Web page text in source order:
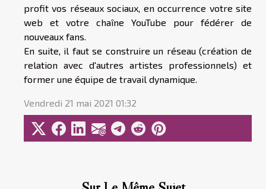
profit vos réseaux sociaux, en occurrence votre site
web et votre chaîne YouTube pour fédérer de
nouveaux fans.
En suite, il faut se construire un réseau (création de
relation avec d'autres artistes professionnels) et
former une équipe de travail dynamique.
Vendredi 21 mai 2021 01:32